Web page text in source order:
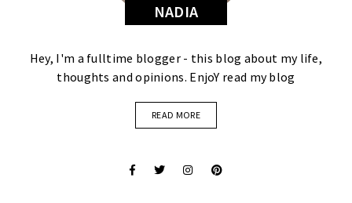
NADIA
Hey, I'm a fulltime blogger - this blog about my life,
thoughts and opinions. EnjoY read my blog
READ MORE